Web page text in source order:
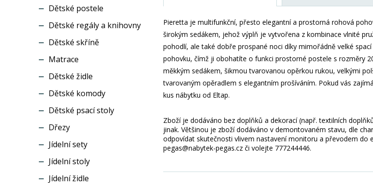
Dětské postele
Dětské regály a knihovny
Dětské skříně
Matrace
Dětské židle
Dětské komody
Dětské psací stoly
Dřezy
Jídelní sety
Jídelní stoly
Jídelní židle
Pieretta je multifunkční, přesto elegantní a prostorná rohová
širokým sedákem, jehož výplň je vytvořena z kombinace vlnité
pohodlí, ale také dobře prospané noci díky mimořádně velké
pohovku, čímž ji obohatíte o funkci prostorné postele s rozměry
měkkým sedákem, šikmou tvarovanou opěrkou rukou, velkými
tvarovaným opěradlem s elegantním prošíváním. Pokud vás
kus nábytku od Eltap.
Zboží je dodáváno bez doplňků a dekorací (např. textilních
jinak. Většinou je zboží dodáváno v demontovaném stavu, dle
odpovídat skutečnosti vlivem nastavení monitoru a převodem do
pegas@nabytek-pegas.cz či volejte 777244446.